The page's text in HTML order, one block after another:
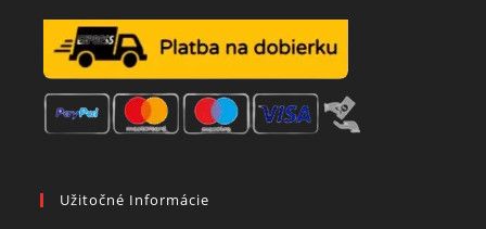
Užitočné Informácie